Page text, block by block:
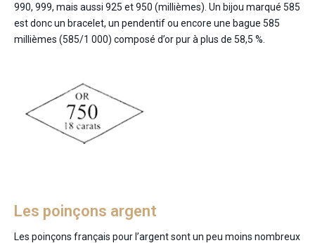
990, 999, mais aussi 925 et 950 (millièmes). Un bijou marqué 585
est donc un bracelet, un pendentif ou encore une bague 585
millièmes (585/1 000) composé d’or pur à plus de 58,5 %.
Les poinçons argent
Les poinçons français pour l’argent sont un peu moins nombreux